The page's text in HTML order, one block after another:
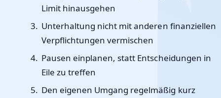
Limit hinausgehen
Unterhaltung nicht mit anderen finanziellen
Verpflichtungen vermischen
Pausen einplanen, statt Entscheidungen in
Eile zu treffen
Den eigenen Umgang regelmäßig kurz